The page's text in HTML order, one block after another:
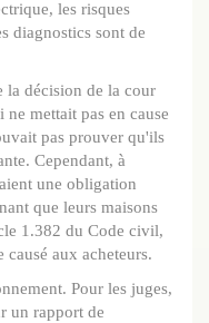
les risques
diagnostics sont de
la décision de la cour
mettait pas en cause
pas prouver qu'ils
Cependant, à
une obligation
que leurs maisons
1.382 du Code civil,
aux acheteurs.
Pour les juges,
un rapport de